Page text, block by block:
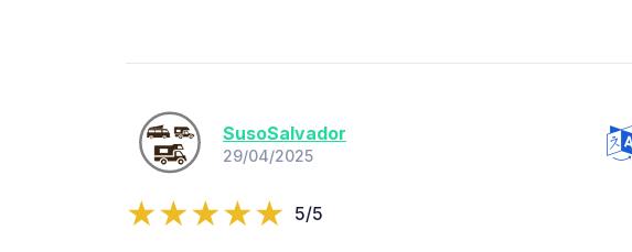
SusoSalvador
29/04/2025
5/5